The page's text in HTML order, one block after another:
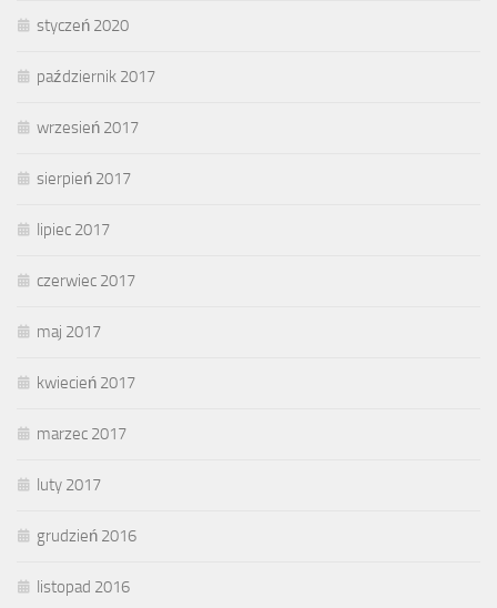
styczeń 2020
październik 2017
wrzesień 2017
sierpień 2017
lipiec 2017
czerwiec 2017
maj 2017
kwiecień 2017
marzec 2017
luty 2017
grudzień 2016
listopad 2016